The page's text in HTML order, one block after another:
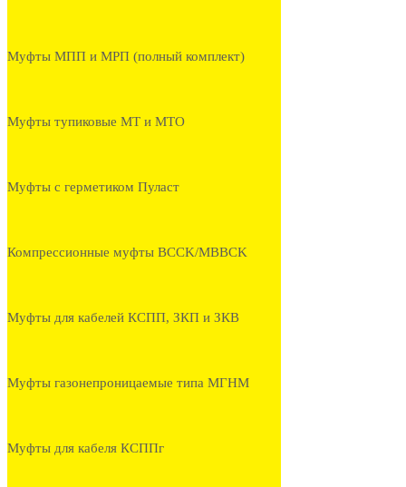
Муфты МПП и МРП (полный комплект)
Муфты тупиковые МТ и МТО
Муфты с герметиком Пуласт
Компрессионные муфты BCCK/MBBCK
Муфты для кабелей КСПП, ЗКП и ЗКВ
Муфты газонепроницаемые типа МГНМ
Муфты для кабеля КСППг